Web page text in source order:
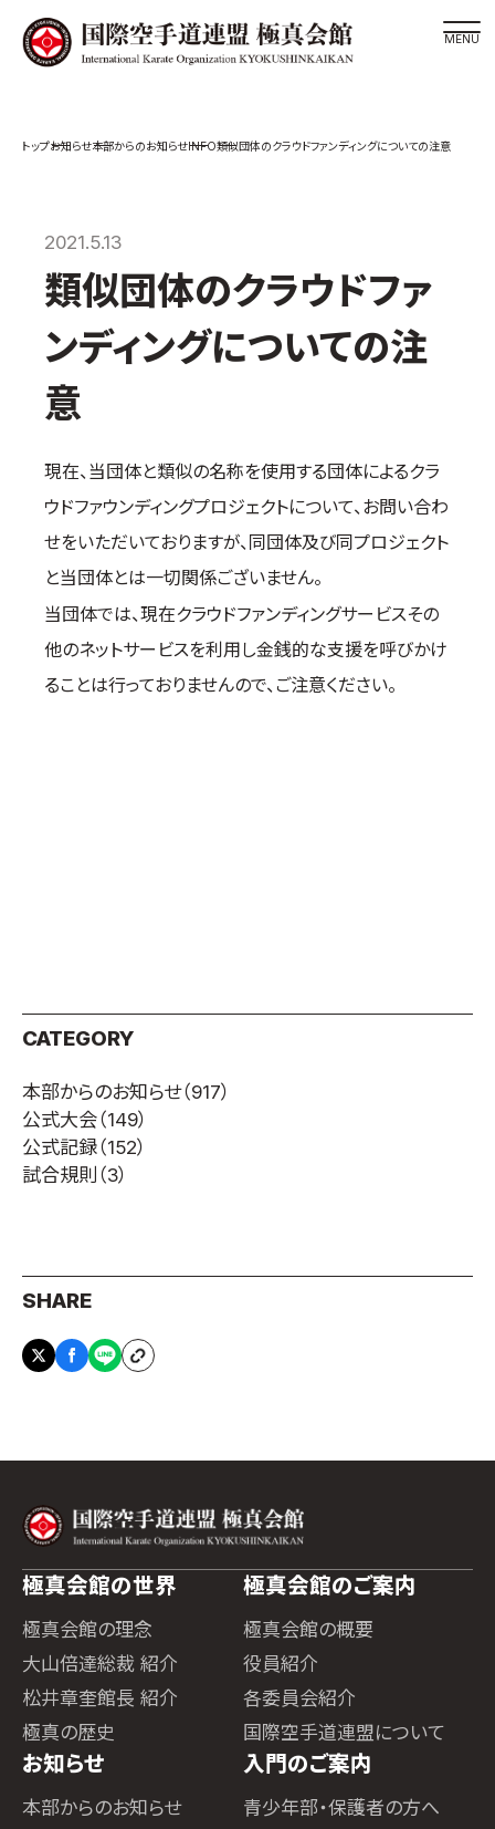
大山倍達総裁 紹介
松井章奎館長 紹介
極真の歴史
役員紹介
各委員会紹介
国際空手道連盟について
本部からのお知らせ
支部からのお知らせ
公式大会
取材のお申し込み
本サイトについて
お知らせ本部からのお知らせINFO類似団体のクラウドファンディングについての注意
2021.5.13
類似団体のクラウドファ
ンディングについての注
意
現在、当団体と類似の名称を使用する団体によるクラ
ウドファウンディングプロジェクトについて、お問い合わ
せをいただいておりますが、同団体及び同プロジェクト
と当団体とは一切関係ございません。
当団体では、現在クラウドファンディングサービスその
他のネットサービスを利用し金銭的な支援を呼びかけ
ることは行っておりませんので、ご注意ください。
CATEGORY
本部からのお知らせ（917）
公式大会（149）
公式記録（152）
試合規則 （3）
SHARE
極真会館の世界
極真会館の理念
大山倍達総裁 紹介
松井章奎館長 紹介
極真の歴史
極真会館のご案内
極真会館の概要
役員紹介
各委員会紹介
国際空手道連盟について
お知らせ
本部からのお知らせ
入門のご案内
青少年部・保護者の方へ